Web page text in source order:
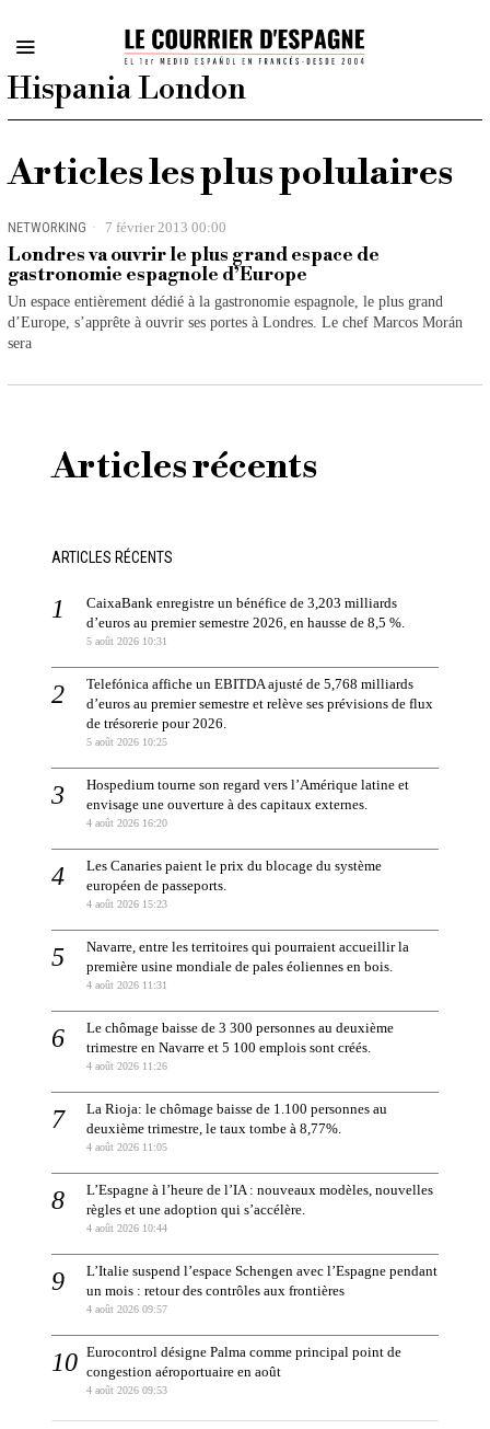
Hispania London
Articles les plus polulaires
NETWORKING 7 février 2013 00:00
Londres va ouvrir le plus grand espace de
gastronomie espagnole d’Europe
Un espace entièrement dédié à la gastronomie espagnole, le plus grand
d’Europe, s’apprête à ouvrir ses portes à Londres. Le chef Marcos Morán
sera
Articles récents
ARTICLES RÉCENTS
CaixaBank enregistre un bénéfice de 3,203 milliards
d’euros au premier semestre 2026, en hausse de 8,5 %.
5 août 2026 10:31
Telefónica affiche un EBITDA ajusté de 5,768 milliards
d’euros au premier semestre et relève ses prévisions de flux
de trésorerie pour 2026.
5 août 2026 10:25
Hospedium tourne son regard vers l’Amérique latine et
envisage une ouverture à des capitaux externes.
4 août 2026 16:20
Les Canaries paient le prix du blocage du système
européen de passeports.
4 août 2026 15:23
Navarre, entre les territoires qui pourraient accueillir la
première usine mondiale de pales éoliennes en bois.
4 août 2026 11:31
Le chômage baisse de 3 300 personnes au deuxième
trimestre en Navarre et 5 100 emplois sont créés.
4 août 2026 11:26
La Rioja: le chômage baisse de 1.100 personnes au
deuxième trimestre, le taux tombe à 8,77%.
4 août 2026 11:05
L’Espagne à l’heure de l’IA : nouveaux modèles, nouvelles
règles et une adoption qui s’accélère.
4 août 2026 10:44
L’Italie suspend l’espace Schengen avec l’Espagne pendant
un mois : retour des contrôles aux frontières
4 août 2026 09:57
Eurocontrol désigne Palma comme principal point de
congestion aéroportuaire en août
4 août 2026 09:53